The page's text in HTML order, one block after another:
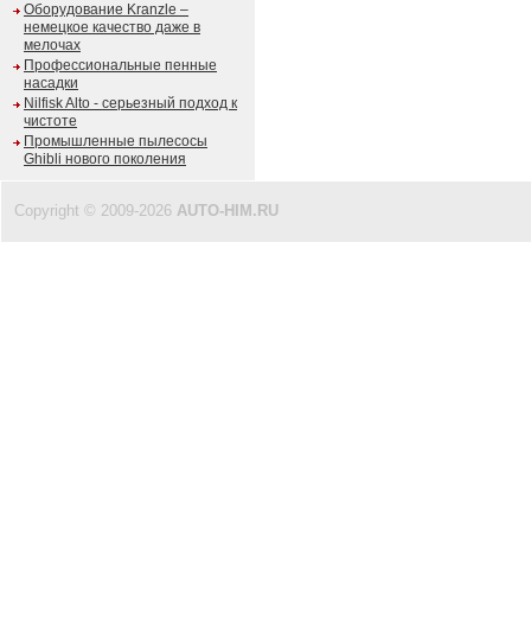
Оборудование Kranzle –
немецкое качество даже в
мелочах
Профессиональные пенные
насадки
Nilfisk Alto - серьезный подход к
чистоте
Промышленные пылесосы
Ghibli нового поколения
Copyright © 2009-2026 AUTO-HIM.RU